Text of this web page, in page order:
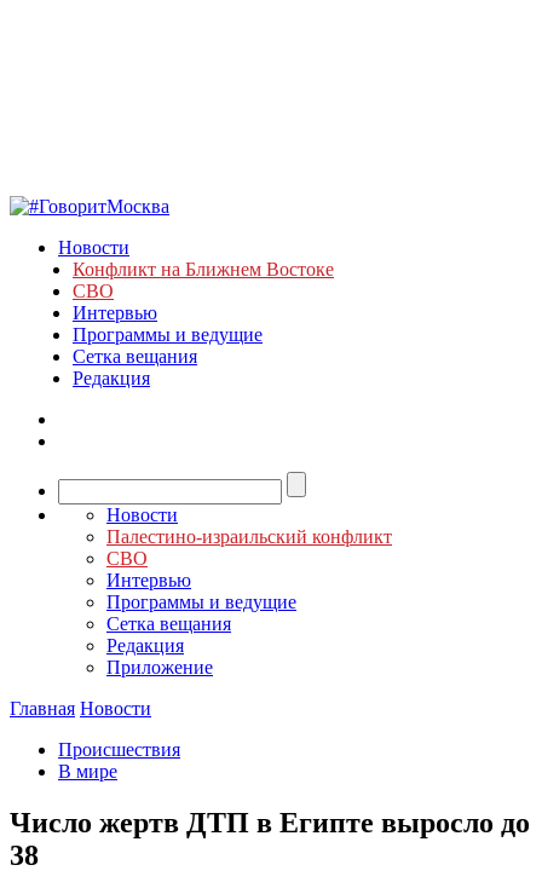
Новости
Конфликт на Ближнем Востоке
СВО
Интервью
Программы и ведущие
Сетка вещания
Редакция
Новости
Палестино-израильский конфликт
СВО
Интервью
Программы и ведущие
Сетка вещания
Редакция
Приложение
Главная Новости
Происшествия
В мире
Число жертв ДТП в Египте выросло до
38